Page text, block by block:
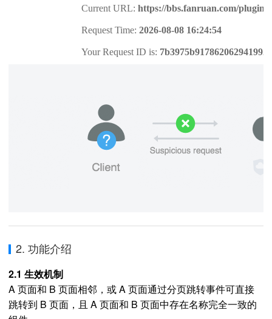
2. 功能介绍
2.1 生效机制
A 页面和 B 页面相邻，或 A 页面通过分页跳转事件可直接
跳转到 B 页面，且 A 页面和 B 页面中存在名称完全一致的